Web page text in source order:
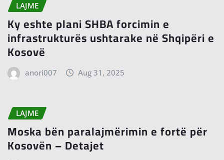
LAJME
Ky eshte plani SHBA forcimin e
infrastrukturës ushtarake në Shqipëri e
Kosovë
anori007 Aug 31, 2025
LAJME
Moska bën paralajmërimin e fortë për
Kosovën – Detajet